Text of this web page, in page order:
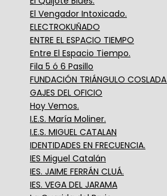
El Vengador Intoxicado.
ELECTROKUÑADO
ENTRE EL ESPACIO TIEMPO
Entre El Espacio Tiempo.
Fila 5 ó 6 Pasillo
FUNDACIÓN TRIÁNGULO COSLADA
GAJES DEL OFICIO
Hoy Vemos.
I.E.S. María Moliner.
I.E.S. MIGUEL CATALAN
IDENTIDADES EN FRECUENCIA.
IES Miguel Catalán
IES. JAIME FERRÁN CLUÁ.
IES. VEGA DEL JARAMA